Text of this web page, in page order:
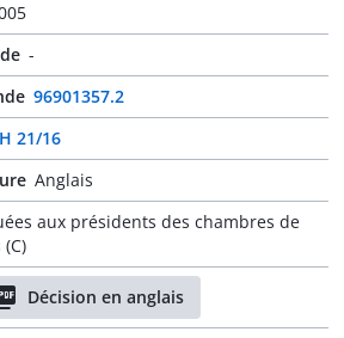
-
96901357.2
21/16
Anglais
aux présidents des chambres de
Décision en anglais